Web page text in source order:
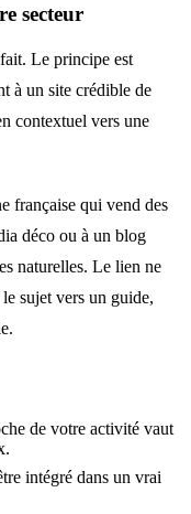
secteur
Le principe est
à un site crédible de
contextuel vers une
française qui vend des
déco ou à un blog
naturelles. Le lien ne
sujet vers un guide,
de votre activité vaut
intégré dans un vrai